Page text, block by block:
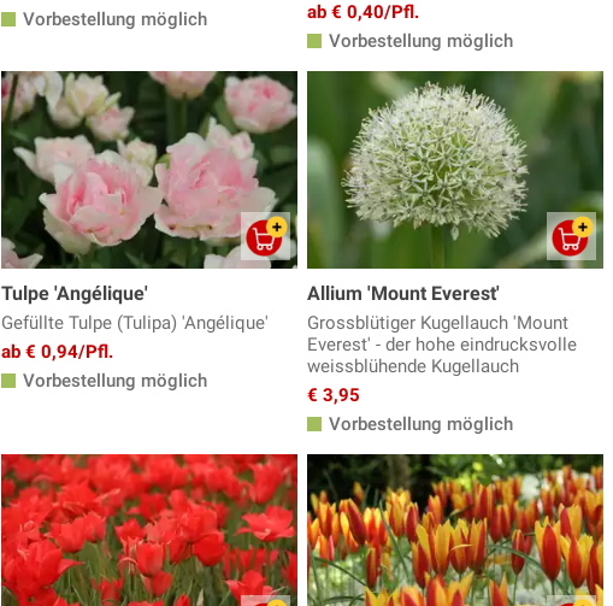
Vorbestellung möglich
ab € 0,40/Pfl.
Vorbestellung möglich
Tulpe 'Angélique'
Gefüllte Tulpe (Tulipa) 'Angélique'
ab € 0,94/Pfl.
Vorbestellung möglich
Allium 'Mount Everest'
Grossblütiger Kugellauch 'Mount
Everest' - der hohe eindrucksvolle
weissblühende Kugellauch
€ 3,95
Vorbestellung möglich